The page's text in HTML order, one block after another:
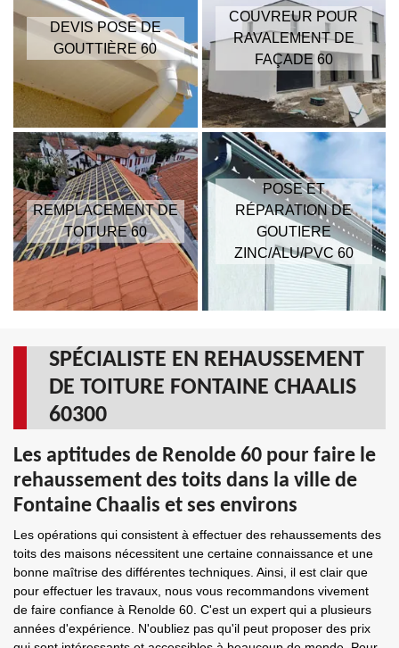
DEVIS POSE DE
GOUTTIÈRE 60
COUVREUR POUR
RAVALEMENT DE
FAÇADE 60
REMPLACEMENT DE
TOITURE 60
POSE ET
RÉPARATION DE
GOUTIERE
ZINC/ALU/PVC 60
SPÉCIALISTE EN REHAUSSEMENT
DE TOITURE FONTAINE CHAALIS
60300
Les aptitudes de Renolde 60 pour faire le
rehaussement des toits dans la ville de
Fontaine Chaalis et ses environs
Les opérations qui consistent à effectuer des rehaussements des
toits des maisons nécessitent une certaine connaissance et une
bonne maîtrise des différentes techniques. Ainsi, il est clair que
pour effectuer les travaux, nous vous recommandons vivement
de faire confiance à Renolde 60. C'est un expert qui a plusieurs
années d'expérience. N'oubliez pas qu'il peut proposer des prix